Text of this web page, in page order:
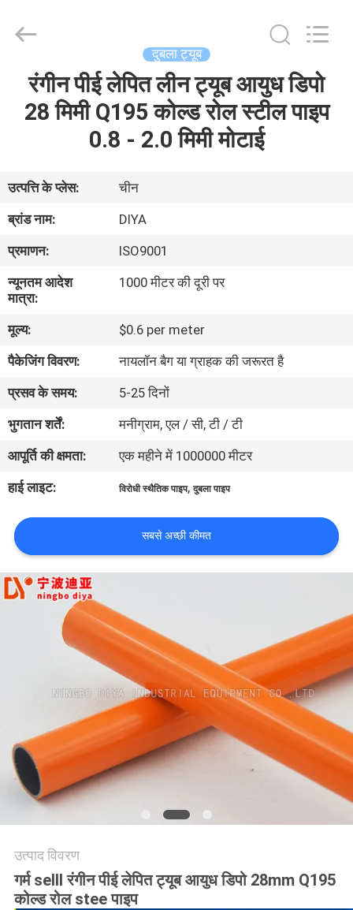
हमारे
बारे
में
कारखाना
भ्रमण
गुणवत्ता
नियंत्रण
संपर्क
करें
समाचार
मामलों
करे
साइटमैप
PRIVACY
POLICY
Reserved.
दुबला ट्यूब
रंगीन पीई लेपित लीन ट्यूब आयुध डिपो
28 मिमी Q195 कोल्ड रोल स्टील पाइप
0.8 - 2.0 मिमी मोटाई
उत्पत्ति के प्लेस:
चीन
ब्रांड नाम:
DIYA
प्रमाणन:
ISO9001
न्यूनतम आदेश
मात्रा:
1000 मीटर की दूरी पर
मूल्य:
$0.6 per meter
पैकेजिंग विवरण:
नायलॉन बैग या ग्राहक की जरूरत है
प्रसव के समय:
5-25 दिनों
भुगतान शर्तें:
मनीग्राम, एल / सी, टी / टी
आपूर्ति की क्षमता:
एक महीने में 1000000 मीटर
हाई लाइट:
विरोधी स्थैतिक पाइप,दुबला पाइप
सबसे अच्छी कीमत
उत्पाद विवरण
गर्म selll रंगीन पीई लेपित ट्यूब आयुध डिपो 28mm Q195
कोल्ड रोल stee पाइप